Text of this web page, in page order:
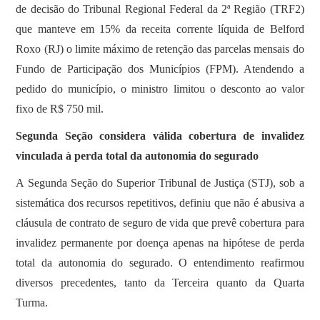
de decisão do Tribunal Regional Federal da 2ª Região (TRF2)
que manteve em 15% da receita corrente líquida de Belford
Roxo (RJ) o limite máximo de retenção das parcelas mensais do
Fundo de Participação dos Municípios (FPM). Atendendo a
pedido do município, o ministro limitou o desconto ao valor
fixo de R$ 750 mil.
Segunda Seção considera válida cobertura de invalidez
vinculada à perda total da autonomia do segurado
​A Segunda Seção do Superior Tribunal de Justiça (STJ), sob a
sistemática dos recursos repetitivos, definiu que não é abusiva a
cláusula de contrato de seguro de vida que prevê cobertura para
invalidez permanente por doença apenas na hipótese de perda
total da autonomia do segurado. O entendimento reafirmou
diversos precedentes, tanto da Terceira quanto da Quarta
Turma.